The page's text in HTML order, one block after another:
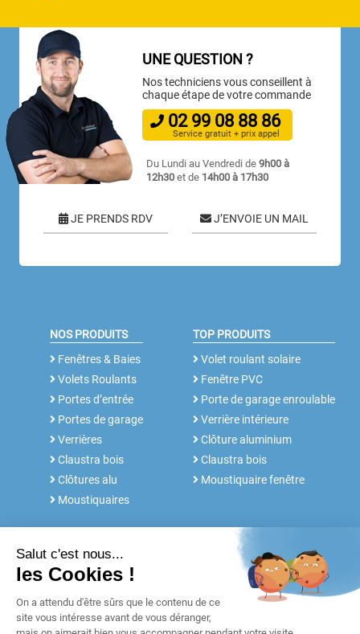
UNE QUESTION ?
Nos techniciens vous conseillent à
chaque étape de votre commande
02 99 08 88 86
Service gratuit + prix appel
Du Lundi au Vendredi de9h00 à
12h30 et de 14h00 à 17h30
JE PRENDS RDV J’ENVOIE UN MAIL
NOS PRODUITS
Fenêtres & Baies
Volets Roulants
Portes d’entrée
Portes de garage
Verrières
Claustra bois
Clôtures alu
Moustiquaires
TOP PRODUITS
Volet roulant solaire
Fenêtre PVC
Porte de garage enroulable
Verrière intérieure
Clôture aluminium
Claustra bois
Moustiquaire fenêtre
NOS SERVICES
Rdv conseil
Notices et Tutos
Réalisations
FABRICANT DEPUIS 30 ANS
Notre histoire
POUR LES
PROFESSIONNELS